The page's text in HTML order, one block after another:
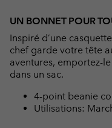
UN BONNET POUR
Inspiré d’une
chef garde votre tête
aventures, emportez-
dans un sac.
4-point beanie
Utilisations: